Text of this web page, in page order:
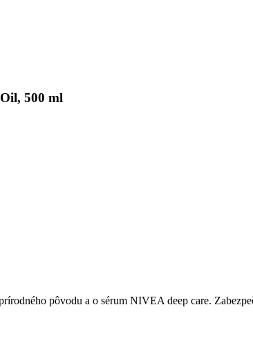
500 ml
pôvodu a o sérum NIVEA deep care.